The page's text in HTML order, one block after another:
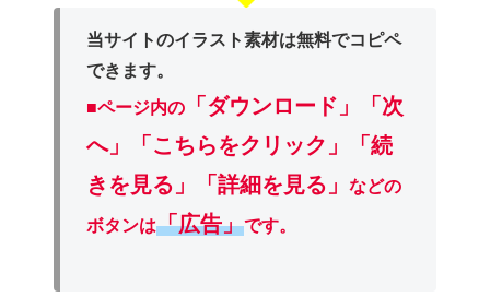
当サイトのイラスト素材は無料でコピペ
できます。
■ページ内の
「ダウンロード」
「次
へ」「こちらをクリック」「続
きを見る」「詳細を見る」などの
ボタンは「広告」です。